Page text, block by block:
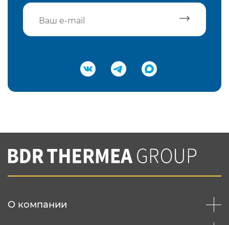
Подтвердить e-mail
Вы соглашаетесь с нашей политикой
конфеденциальности
О компании